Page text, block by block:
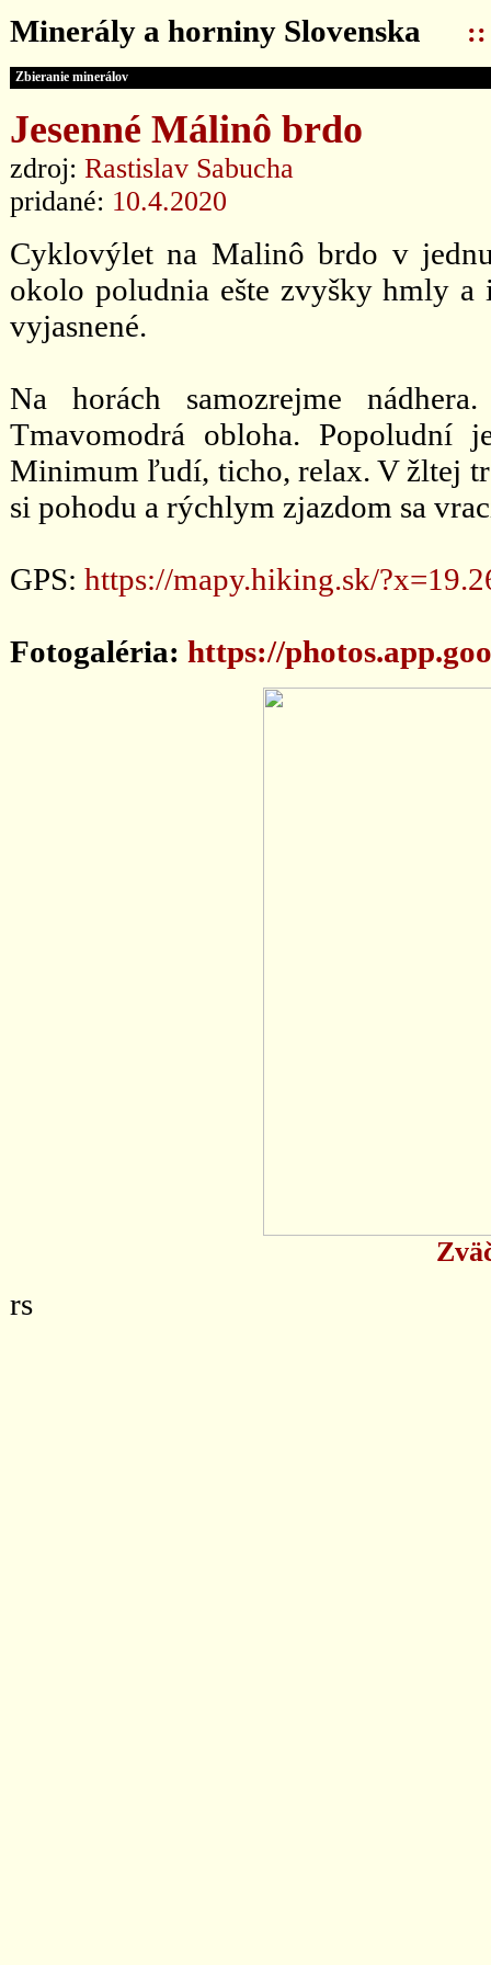
Minerály a horniny Slovenska ::
Zbieranie minerálov
Jesenné Málinô brdo
zdroj: Rastislav Sabucha
pridané: 10.4.2020
Cyklovýlet na Malinô brdo v
okolo poludnia ešte zvyšky hmly
vyjasnené.
Na horách samozrejme
Tmavomodrá obloha. Popoludní
Minimum ľudí, ticho, relax. V žltej
si pohodu a rýchlym zjazdom sa
GPS: https://mapy.hiking.sk/
Fotogaléria: https://
rs